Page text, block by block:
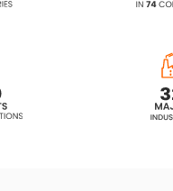
ROKAmer®3800